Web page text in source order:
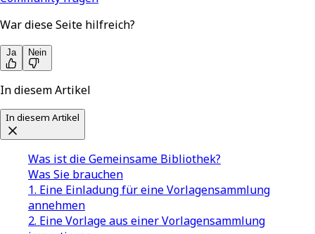
War diese Seite hilfreich?
Ja Nein
In diesem Artikel
In diesem Artikel
Was ist die Gemeinsame Bibliothek?
Was Sie brauchen
1. Eine Einladung für eine Vorlagensammlung
annehmen
2. Eine Vorlage aus einer Vorlagensammlung